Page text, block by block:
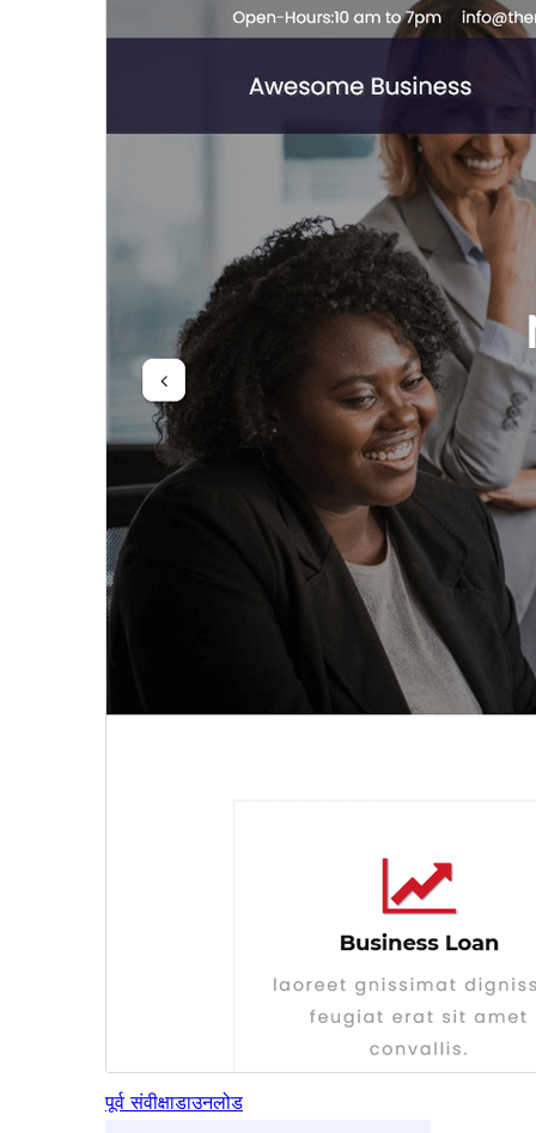
पूर्व संवीक्षाडाउनलोड